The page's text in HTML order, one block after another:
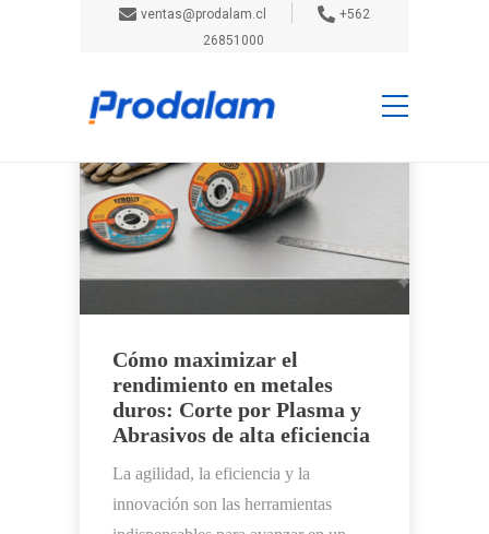
ventas@prodalam.cl
+562
26851000
Cómo maximizar el
rendimiento en metales
duros: Corte por Plasma y
Abrasivos de alta eficiencia
La agilidad, la eficiencia y la
innovación son las herramientas